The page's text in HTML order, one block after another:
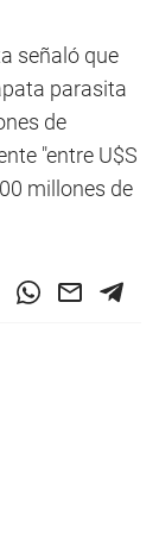
señaló que
parasita
de
"entre U$S
millones de